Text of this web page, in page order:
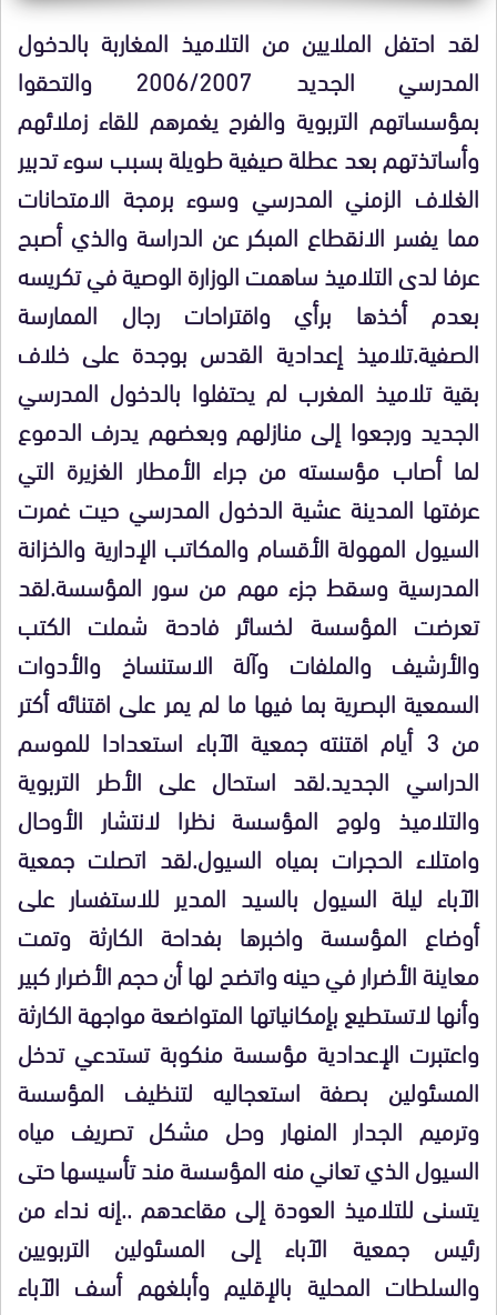
لقد احتفل الملايين من التلاميذ المغاربة بالدخول
المدرسي الجديد 2006/2007 والتحقوا
بمؤسساتهم التربوية والفرح يغمرهم للقاء زملائهم
وأساتذتهم بعد عطلة صيفية طويلة بسبب سوء تدبير
الغلاف الزمني المدرسي وسوء برمجة الامتحانات
مما يفسر الانقطاع المبكر عن الدراسة والذي أصبح
عرفا لدى التلاميذ ساهمت الوزارة الوصية في تكريسه
بعدم أخذها برأي واقتراحات رجال الممارسة
الصفية.تلاميذ إعدادية القدس بوجدة على خلاف
بقية تلاميذ المغرب لم يحتفلوا بالدخول المدرسي
الجديد ورجعوا إلى منازلهم وبعضهم يدرف الدموع
لما أصاب مؤسسته من جراء الأمطار الغزيرة التي
عرفتها المدينة عشية الدخول المدرسي حيت غمرت
السيول المهولة الأقسام والمكاتب الإدارية والخزانة
المدرسية وسقط جزء مهم من سور المؤسسة.لقد
تعرضت المؤسسة لخسائر فادحة شملت الكتب
والأرشيف والملفات وآلة الاستنساخ والأدوات
السمعية البصرية بما فيها ما لم يمر على اقتنائه أكتر
من 3 أيام اقتنته جمعية الآباء استعدادا للموسم
الدراسي الجديد.لقد استحال على الأطر التربوية
والتلاميذ ولوج المؤسسة نظرا لانتشار الأوحال
وامتلاء الحجرات بمياه السيول.لقد اتصلت جمعية
الآباء ليلة السيول بالسيد المدير للاستفسار على
أوضاع المؤسسة واخبرها بفداحة الكارثة وتمت
معاينة الأضرار في حينه واتضح لها أن حجم الأضرار كبير
وأنها لاتستطيع بإمكانياتها المتواضعة مواجهة الكارثة
واعتبرت الإعدادية مؤسسة منكوبة تستدعي تدخل
المسئولين بصفة استعجاليه لتنظيف المؤسسة
وترميم الجدار المنهار وحل مشكل تصريف مياه
السيول الذي تعاني منه المؤسسة مند تأسيسها حتى
يتسنى للتلاميذ العودة إلى مقاعدهم ..إنه نداء من
رئيس جمعية الآباء إلى المسئولين التربويين
والسلطات المحلية بالإقليم وأبلغهم أسف الآباء